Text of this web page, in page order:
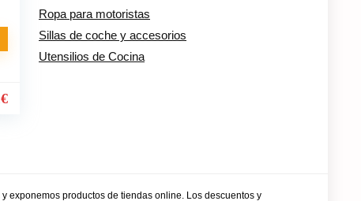
€
Ropa para motoristas
Sillas de coche y accesorios
Utensilios de Cocina
exponemos productos de tiendas online. Los descuentos y